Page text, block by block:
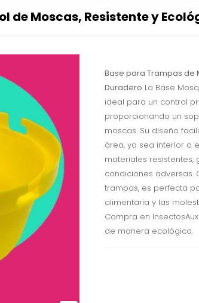
de Moscas, Resistente y
Base para Trampas de
Duradero La Base
ideal para un control
proporcionando un
moscas. Su diseño
área, ya sea interior o
materiales resistentes,
condiciones adversas.
trampas, es perfecta
alimentaria y las
Compra en
de manera ecológica.